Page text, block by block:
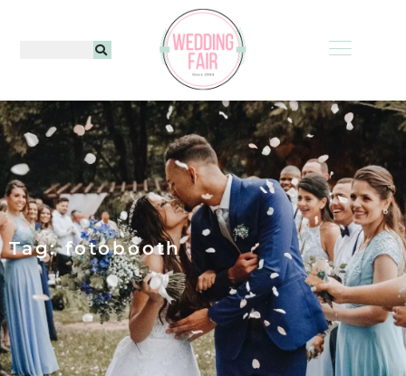
Tag: fotobooth